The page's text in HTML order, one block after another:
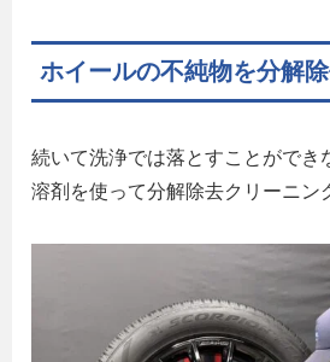
ホイールの不純物を分解
続いて洗浄では落とすことができ
溶剤を使って分解除去クリーニン